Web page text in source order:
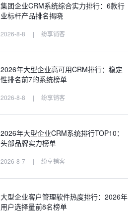
集团企业CRM系统综合实力排行：6款行
业标杆产品排名揭晓
2026-8-8 | 纷享销客
2026年大型企业高可用CRM排行：稳定
性排名前7的系统榜单
2026-8-8 | 纷享销客
2026年大型企业CRM系统排行TOP10：
头部品牌实力榜单
2026-8-7 | 纷享销客
大型企业客户管理软件热度排行：2026年
用户选择量前8名榜单